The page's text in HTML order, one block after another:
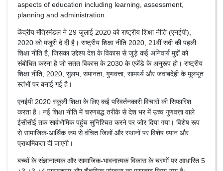
aspects of education including learning, assessment,
planning and administration.
केंद्रीय मंत्रिमंडल ने 29 जुलाई 2020 को राष्ट्रीय शिक्षा नीति (एनईपी),
2020 को मंजूरी दे दी है। राष्ट्रीय शिक्षा नीति 2020, 21वीं सदी की पहली
शिक्षा नीति है, जिसका उद्देश्य देश के विकास से जुड़े कई अनिवार्य मुद्दों को
संबोधित करना है जो सतत विकास के 2030 के एजेंडे के अनुरूप हो। राष्ट्रीय
शिक्षा नीति, 2020, सुलभ, समानता, गुणवत्ता, सामर्थ्य और जवाबदेही के मूलभूत
स्तंभों पर बनाई गई है।
एनईपी 2020 स्कूली शिक्षा के लिए कई परिवर्तनकारी विचारों की सिफारिश
करता है। नई शिक्षा नीति में चरणबद्ध तरीके से देश भर में उच्च गुणवत्ता वाले
ईसीसीई तक सार्वभौमिक पहुंच सुनिश्चित करने पर जोर दिया गया। विशेष रूप
से सामाजिक-आर्थिक रूप से वंचित जिलों और स्थानों पर विशेष ध्यान और
प्राथमिकता दी जाएगी।
बच्चों के संज्ञानात्मक और सामाजिक-भावनात्मक विकास के चरणों पर आधारित 5